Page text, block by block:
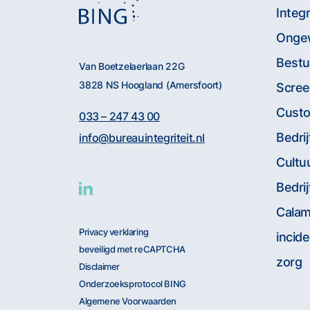
Van Boetzelaerlaan 22G
3828 NS Hoogland (Amersfoort)
033 – 247 43 00
info@bureauintegriteit.nl
Privacy verklaring
beveiligd met reCAPTCHA
Disclaimer
Onderzoeksprotocol BING
Algemene Voorwaarden
zorg